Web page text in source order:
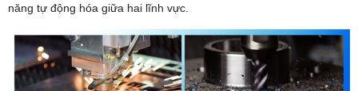
năng tự động hóa giữa hai lĩnh vực.